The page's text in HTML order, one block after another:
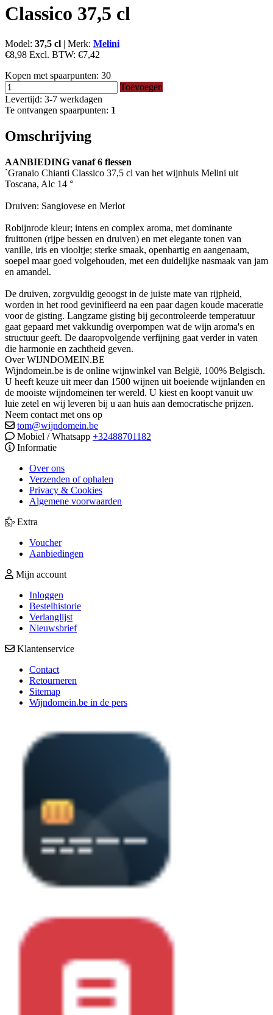
Classico 37,5 cl
Model: 37,5 cl | Merk: Melini
€8,98 Excl. BTW: €7,42
Kopen met spaarpunten: 30
Toevoegen
Levertijd: 3-7 werkdagen
Te ontvangen spaarpunten: 1
Omschrijving
AANBIEDING vanaf 6 flessen
`Granaio Chianti Classico 37,5 cl van het wijnhuis Melini uit
Toscana, Alc 14 °
Druiven: Sangiovese en Merlot
Robijnrode kleur; intens en complex aroma, met dominante
fruittonen (rijpe bessen en druiven) en met elegante tonen van
vanille, iris en viooltje; sterke smaak, openhartig en aangenaam,
soepel maar goed volgehouden, met een duidelijke nasmaak van jam
en amandel.
De druiven, zorgvuldig geoogst in de juiste mate van rijpheid,
worden in het rood gevinifieerd na een paar dagen koude maceratie
voor de gisting. Langzame gisting bij gecontroleerde temperatuur
gaat gepaard met vakkundig overpompen wat de wijn aroma's en
structuur geeft. De daaropvolgende verfijning gaat verder in vaten
die harmonie en zachtheid geven.
Over WIJNDOMEIN.BE
Wijndomein.be is de online wijnwinkel van België, 100% Belgisch.
U heeft keuze uit meer dan 1500 wijnen uit boeiende wijnlanden en
de mooiste wijndomeinen ter wereld. U kiest en koopt vanuit uw
luie zetel en wij leveren bij u aan huis aan democratische prijzen.
Neem contact met ons op
tom@wijndomein.be
Mobiel / Whatsapp +32488701182
Informatie
Over ons
Verzenden of ophalen
Privacy & Cookies
Algemene voorwaarden
Extra
Voucher
Aanbiedingen
Mijn account
Inloggen
Bestelhistorie
Verlanglijst
Nieuwsbrief
Klantenservice
Contact
Retourneren
Sitemap
Wijndomein.be in de pers